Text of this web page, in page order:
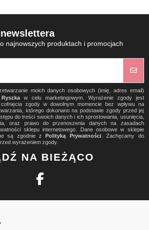
najnowszych produktach i promocjach
moich danych osobowych (imię, adres email)
w celu marketingowym. Wyrażenie zgody jest
zgody w dowolnym momencie bez wpływu na
którego dokonano na podstawie zgody przed jej
do treści swoich danych i ich sprostowania, usunięcia,
oraz prawo do przenoszenia danych na zasadach
sklepu internetowego. Dane osobowe w sklepie
są zgodnie zPolityką Prywatności. Zachęcamy do
wyrażeniem zgody.
NA BIEŻĄCO